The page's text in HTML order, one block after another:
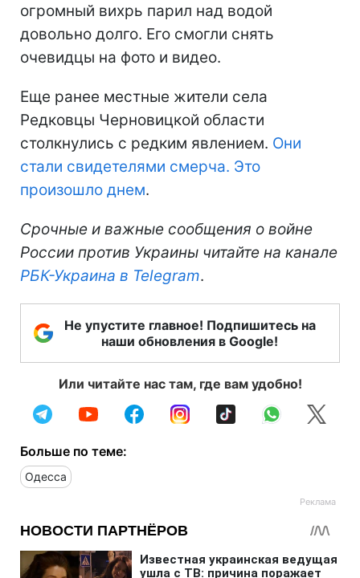
огромный вихрь парил над водой
довольно долго. Его смогли снять
очевидцы на фото и видео.
Еще ранее местные жители села
Редковцы Черновицкой области
столкнулись с редким явлением. Они
стали свидетелями смерча. Это
произошло днем.
Срочные и важные сообщения о войне
России против Украины читайте на канале
РБК-Украина в Telegram.
Не упустите главное! Подпишитесь на
наши обновления в Google!
Или читайте нас там, где вам удобно!
Больше по теме:
Одесса